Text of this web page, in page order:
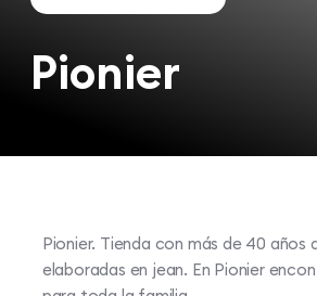
Pionier
Pionier. Tienda con más de 40
elaboradas en jean. En Pionier